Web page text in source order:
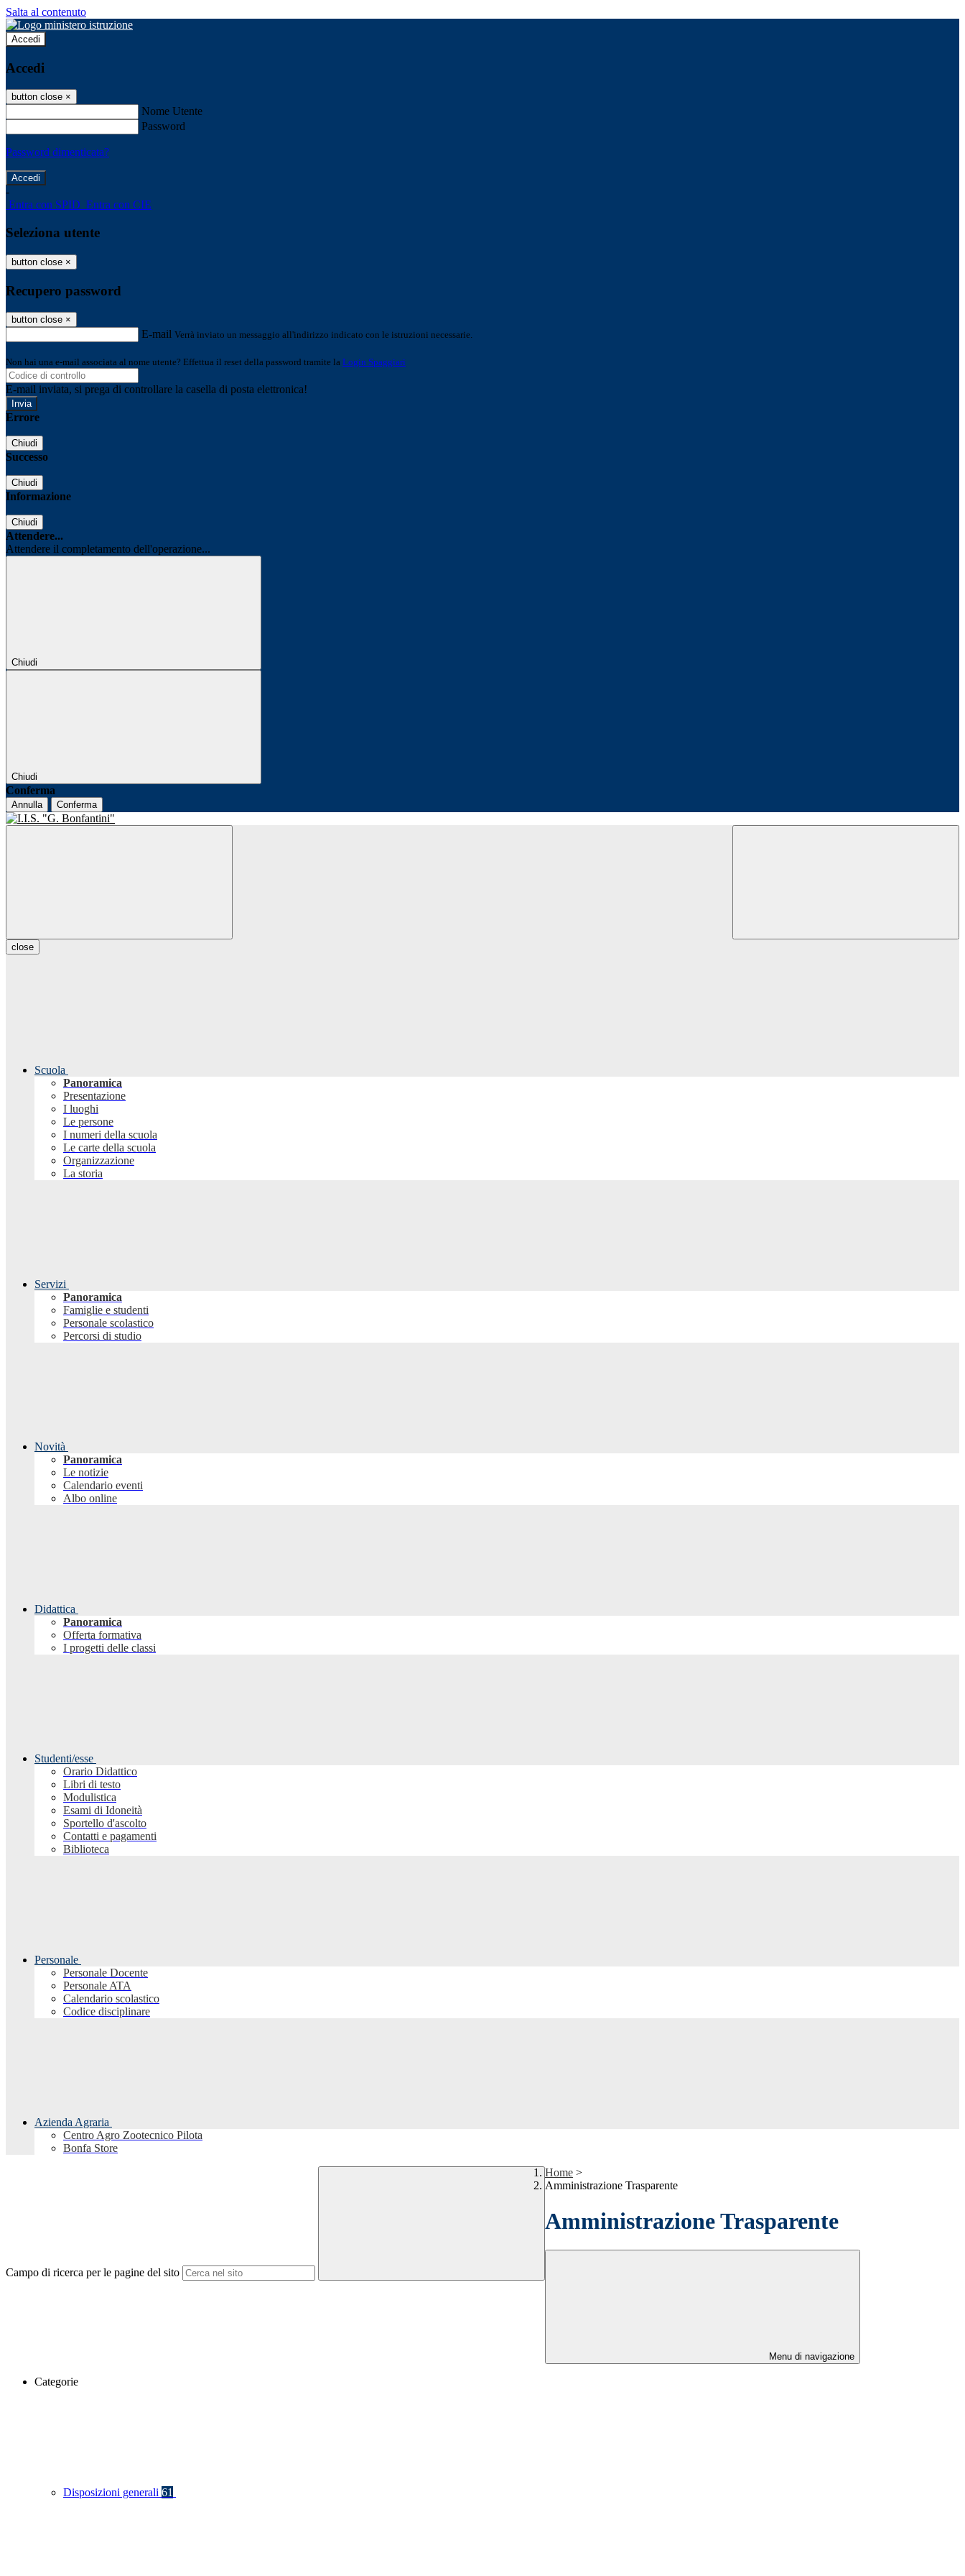
Salta al contenuto
Accedi
Accedi
button close ×
Nome Utente
Password
Password dimenticata?
-
Entra con SPID Entra con CIE
Seleziona utente
button close ×
Recupero password
button close ×
E-mail Verrà inviato un messaggio all'indirizzo indicato con le istruzioni necessarie.
Non hai una e-mail associata al nome utente? Effettua il reset della password tramite la Login Spaggiari
E-mail inviata, si prega di controllare la casella di posta elettronica!
Errore
Chiudi
Successo
Chiudi
Informazione
Chiudi
Attendere...
Attendere il completamento dell'operazione...
Chiudi
Chiudi
Conferma
Annulla Conferma
close
Scuola
Panoramica
Presentazione
I luoghi
Le persone
I numeri della scuola
Le carte della scuola
Organizzazione
La storia
Servizi
Panoramica
Famiglie e studenti
Personale scolastico
Percorsi di studio
Novità
Panoramica
Le notizie
Calendario eventi
Albo online
Didattica
Panoramica
Offerta formativa
I progetti delle classi
Studenti/esse
Orario Didattico
Libri di testo
Modulistica
Esami di Idoneità
Sportello d'ascolto
Contatti e pagamenti
Biblioteca
Personale
Personale Docente
Personale ATA
Calendario scolastico
Codice disciplinare
Azienda Agraria
Centro Agro Zootecnico Pilota
Bonfa Store
Campo di ricerca per le pagine del sito
Home >
Amministrazione Trasparente
Amministrazione Trasparente
Menu di navigazione
Categorie
Disposizioni generali 61